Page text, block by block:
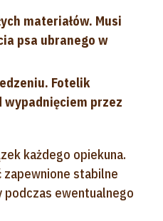
materiałów. Musi
psa ubranego w
Fotelik
wypadnięciem przez
każdego opiekuna.
stabilne
ewentualnego